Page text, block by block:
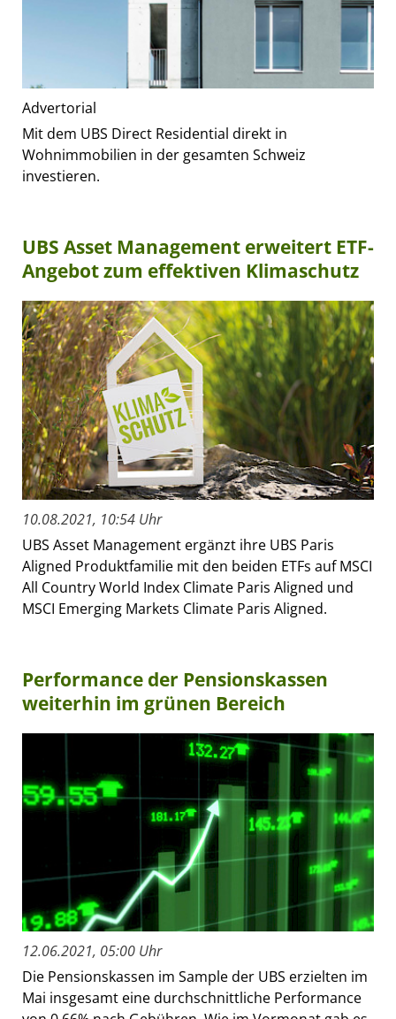
Advertorial
Mit dem UBS Direct Residential direkt in
Wohnimmobilien in der gesamten Schweiz
investieren.
UBS Asset Management erweitert ETF-
Angebot zum effektiven Klimaschutz
10.08.2021, 10:54 Uhr
UBS Asset Management ergänzt ihre UBS Paris
Aligned Produktfamilie mit den beiden ETFs auf MSCI
All Country World Index Climate Paris Aligned und
MSCI Emerging Markets Climate Paris Aligned.
Performance der Pensionskassen
weiterhin im grünen Bereich
12.06.2021, 05:00 Uhr
Die Pensionskassen im Sample der UBS erzielten im
Mai insgesamt eine durchschnittliche Performance